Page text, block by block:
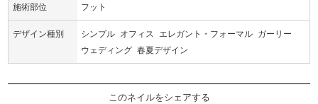
施術部位 フット
デザイン種別 シンプル オフィス エレガント・フォーマル ガーリー
ウェディング 春夏デザイン
このネイルをシェアする